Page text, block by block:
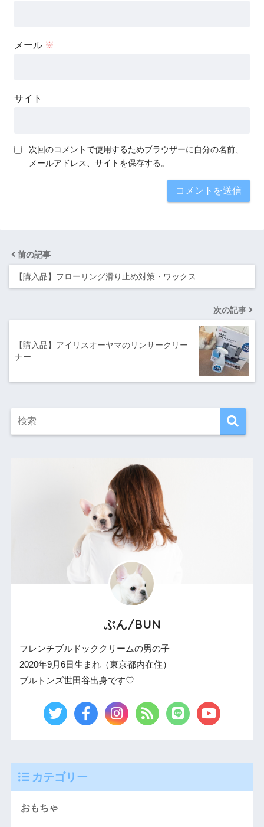
メール ※
サイト
次回のコメントで使用するためブラウザーに自分の名前、
メールアドレス、サイトを保存する。
前の記事
【購入品】フローリング滑り止め対策・ワックス
次の記事
【購入品】アイリスオーヤマのリンサークリー
ナー
ぶん/BUN
フレンチブルドッククリームの男の子
2020年9月6日生まれ（東京都内在住）
ブルトンズ世田谷出身です♡
カテゴリー
おもちゃ